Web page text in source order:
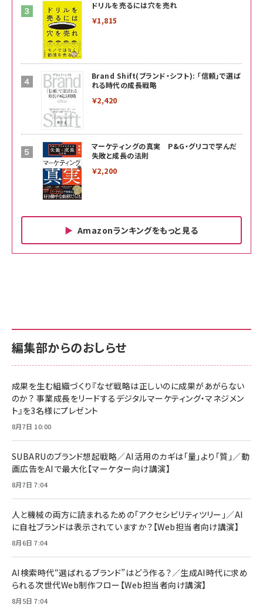
ドリルを売るには穴を売れ
￥1,815
Brand Shift(ブランド・シフト): 「信頼」で選ば
れる時代の成長戦略
￥2,420
マーケティングの真実 P&G・グリコで学んだ
失敗と成長の法則
￥2,200
Amazonランキングをもっと見る
￥880
anan(アンアン)2026/06/24号 No.2500増刊
スペシャルエディション[王道エンタメの矜持／
￥1,100
anan(アンアン)2026/07/08号 No.2502[2026
￥880
ママ投資家が育休中に１億貯めた株式投資
組織の成果を最大化する ルールのデザイン
￥1,980
Amazonランキングをもっと見る
サポート正規品 メーカー保証5年 KLMEA128G
NIMASO ガラスフィルム iPhone 17 用 保護フィ
すい ガイド枠付き いPhone17 (6.3インチ) 対応
2枚セット DSP25F1698
￥1,599
￥6,980
全ワイヤレスイヤホン/アクティブノイズキャンセリ
技術基準適合】ブラック
￥5,990
ケーブル Anker絡まないケーブル 240W 結束バン
ド付き USB PD対応 シリコン素材採用 iPhone
17 / 16 / 15 / Galaxy iPad Pro MacBook
Pro/Air 各種対応 (1.8m ミッドナイトブラック)
￥1,890
サポート正規品 メーカー保証5年 KLMEA128G
Amazon eギフトカード - Amazonロゴ - クラ
￥5,000
Anker PowerLine III Flow USB-C & USB-C
Pro/Air 各種対応 (1.8m ミッドナイトブラック)
￥1,890
サッポロ 生ビール 黒ラベル 350ml 缶 24本 ビー
ル ケース買い【6/30応募〆切! 黒ラベルビヤセラー
￥4,857
編集部からのおしらせ
成果を生む組織づくり『なぜ戦略は正しいのに成果があがらない
のか？ 事業成長をリードするデジタルマーケティング・マネジメン
ト』を3名様にプレゼント
8月7日 10:00
SUBARUのブランド想起戦略／AI活用のカギは「量」より「質」／動
画広告をAIで最大化【マーケター向け講演】
8月7日 7:04
人と機械の両方に読まれるための「アクセシビリティツリー」／AI
に自社ブランドは表示されていますか？【Web担当者向け講演】
8月6日 7:04
AI検索時代“選ばれるブランド”はどう作る？／生成AI時代に求め
られる次世代Web制作フロー【Web担当者向け講演】
8月5日 7:04